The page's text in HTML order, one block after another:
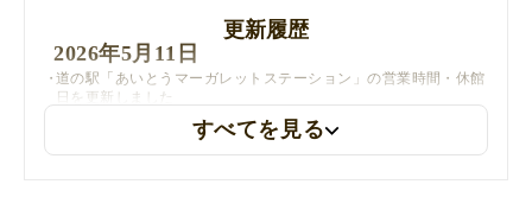
更新履歴
2026年5月11日
道の駅「あいとうマーガレットステーション」の営業時間・休館
日を更新しました
すべてを見る